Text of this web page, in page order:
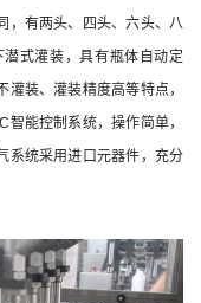
，有两头、四头、六头、八
式灌装，具有瓶体自动定
装、灌装精度高等特点，
能控制系统，操作简单，
系统采用进口元器件，充分